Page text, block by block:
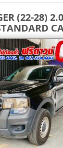
(22-28)